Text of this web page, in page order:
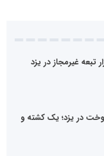
تبعه غیرمجاز در یزد
سوخت در یزد؛ یک کشته و